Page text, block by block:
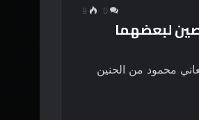
0
9
لبعضهما
محمود من الحنين